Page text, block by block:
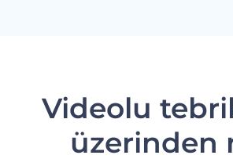
Videolu
üzerinden